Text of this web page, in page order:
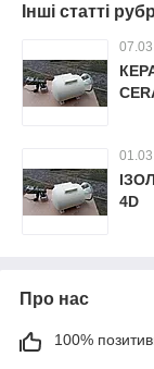
Інші статті
4D
Про нас
100%